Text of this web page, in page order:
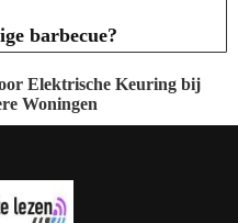
barbecue?
Elektrische Keuring bij
Woningen